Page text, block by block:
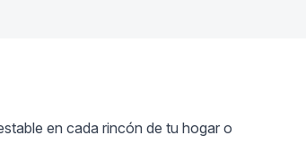
en cada rincón de tu hogar o